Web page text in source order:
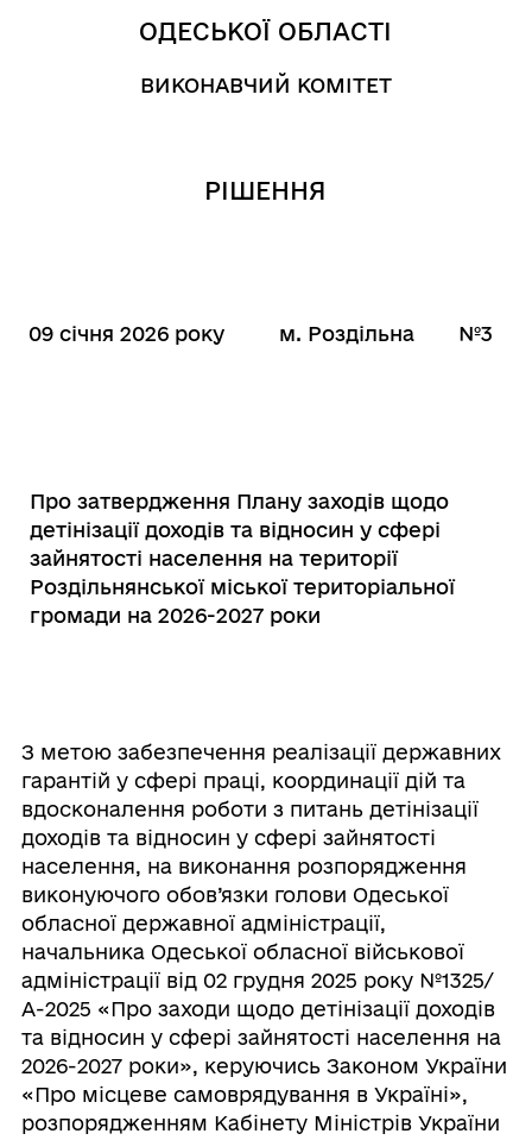
ОДЕСЬКОЇ ОБЛАСТІ
ВИКОНАВЧИЙ КОМІТЕТ
РІШЕННЯ
09 січня 2026 року м. Роздільна №3
Про затвердження Плану заходів щодо
детінізації доходів та відносин у сфері
зайнятості населення на території
Роздільнянської міської територіальної
громади на 2026-2027 роки
З метою забезпечення реалізації державних
гарантій у сфері праці, координації дій та
вдосконалення роботи з питань детінізації
доходів та відносин у сфері зайнятості
населення, на виконання розпорядження
виконуючого обов’язки голови Одеської
обласної державної адміністрації,
начальника Одеської обласної військової
адміністрації від 02 грудня 2025 року №1325/
А-2025 «Про заходи щодо детінізації доходів
та відносин у сфері зайнятості населення на
2026-2027 роки», керуючись Законом України
«Про місцеве самоврядування в Україні»,
розпорядженням Кабінету Міністрів України